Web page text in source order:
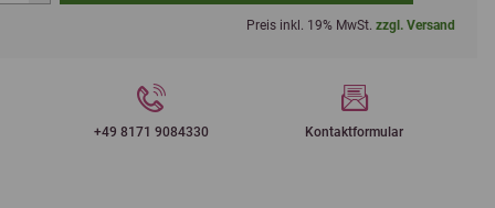
Preis inkl. 19% MwSt. zzgl. Versand
+49 8171 9084330 Kontaktformular